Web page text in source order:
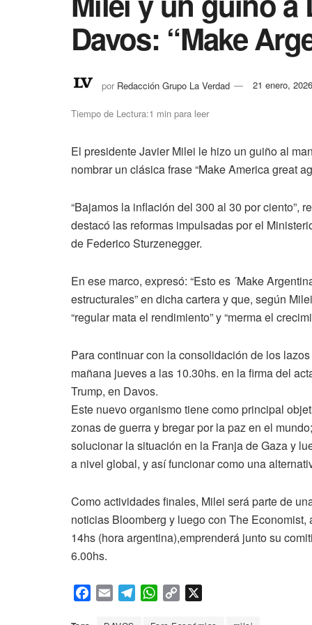
Davos: “Make
por Redacción Grupo La Verdad 21 enero, 2026
Tiempo de Lectura:1 min para leer
El presidente Javier Milei le hizo un guiño al
nombrar un clásica frase “Make America great
“Bajamos la inflación del 300 al 30 por ciento”,
destacó las reformas impulsadas por el
de Federico Sturzenegger.
En ese marco, expresó: “Esto es ´Make
estructurales” en dicha cartera y que, según
“regular mata el rendimiento” y “merma el
Para continuar con la consolidación de los
mañana jueves a las 10.30hs. en la firma del
Trump, en Davos.
Este nuevo organismo tiene como principal
zonas de guerra y bregar por la paz en el
solucionar la situación en la Franja de Gaza y
a nivel global, y así funcionar como una
Como actividades finales, Milei será parte de
noticias Bloomberg y luego con The
14hs (hora argentina),emprenderá junto su
6.00hs.
W